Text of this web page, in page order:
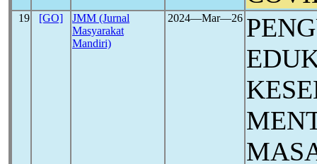
19 [GO]
JMM (Jurnal
Masyarakat
Mandiri)
2024―Mar―26